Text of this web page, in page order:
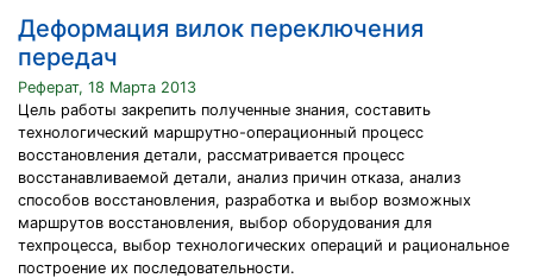
Деформация вилок переключения
передач
Реферат, 18 Марта 2013
Цель работы закрепить полученные знания, составить
технологический маршрутно-операционный процесс
восстановления детали, рассматривается процесс
восстанавливаемой детали, анализ причин отказа, анализ
способов восстановления, разработка и выбор возможных
маршрутов восстановления, выбор оборудования для
техпроцесса, выбор технологических операций и рациональное
построение их последовательности.